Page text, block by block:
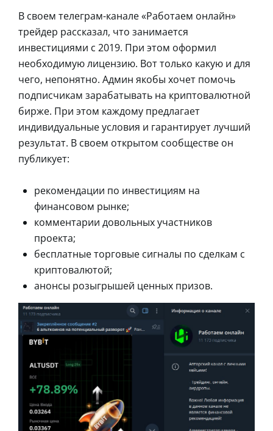
В своем телеграм-канале «Работаем онлайн»
трейдер рассказал, что занимается
инвестициями с 2019. При этом оформил
необходимую лицензию. Вот только какую и для
чего, непонятно. Админ якобы хочет помочь
подписчикам зарабатывать на криптовалютной
бирже. При этом каждому предлагает
индивидуальные условия и гарантирует лучший
результат. В своем открытом сообществе он
публикует:
рекомендации по инвестициям на
финансовом рынке;
комментарии довольных участников
проекта;
бесплатные торговые сигналы по сделкам с
криптовалютой;
анонсы розыгрышей ценных призов.